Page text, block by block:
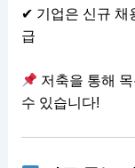
✔ 기업은 신규 채
급
저축을 통해
수 있습니다!